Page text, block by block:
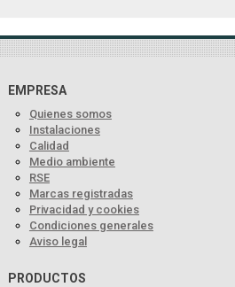
EMPRESA
Quienes somos
Instalaciones
Calidad
Medio ambiente
RSE
Marcas registradas
Privacidad y cookies
Condiciones generales
Aviso legal
PRODUCTOS